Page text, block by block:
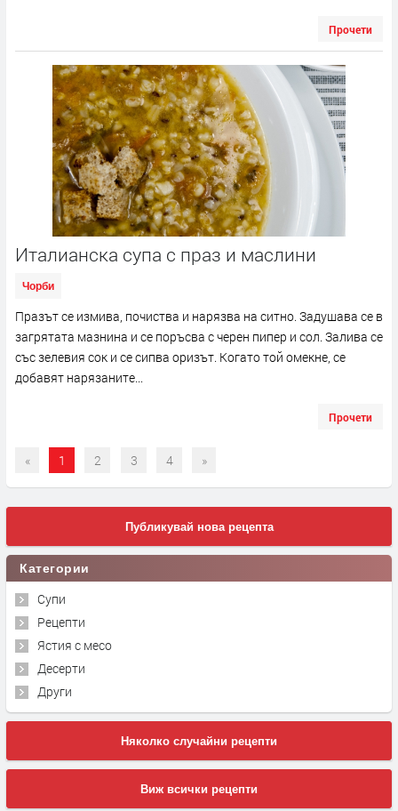
Прочети
Италианска супа с праз и маслини
Чорби
Празът се измива, почиства и нарязва на ситно. Задушава се в
загрятата мазнина и се поръсва с черен пипер и сол. Залива се
със зелевия сок и се сипва оризът. Когато той омекне, се
добавят нарязаните...
Прочети
« 1 2 3 4 »
Публикувай нова рецепта
Категории
Супи
Рецепти
Ястия с месо
Десерти
Други
Няколко случайни рецепти
Виж всички рецепти